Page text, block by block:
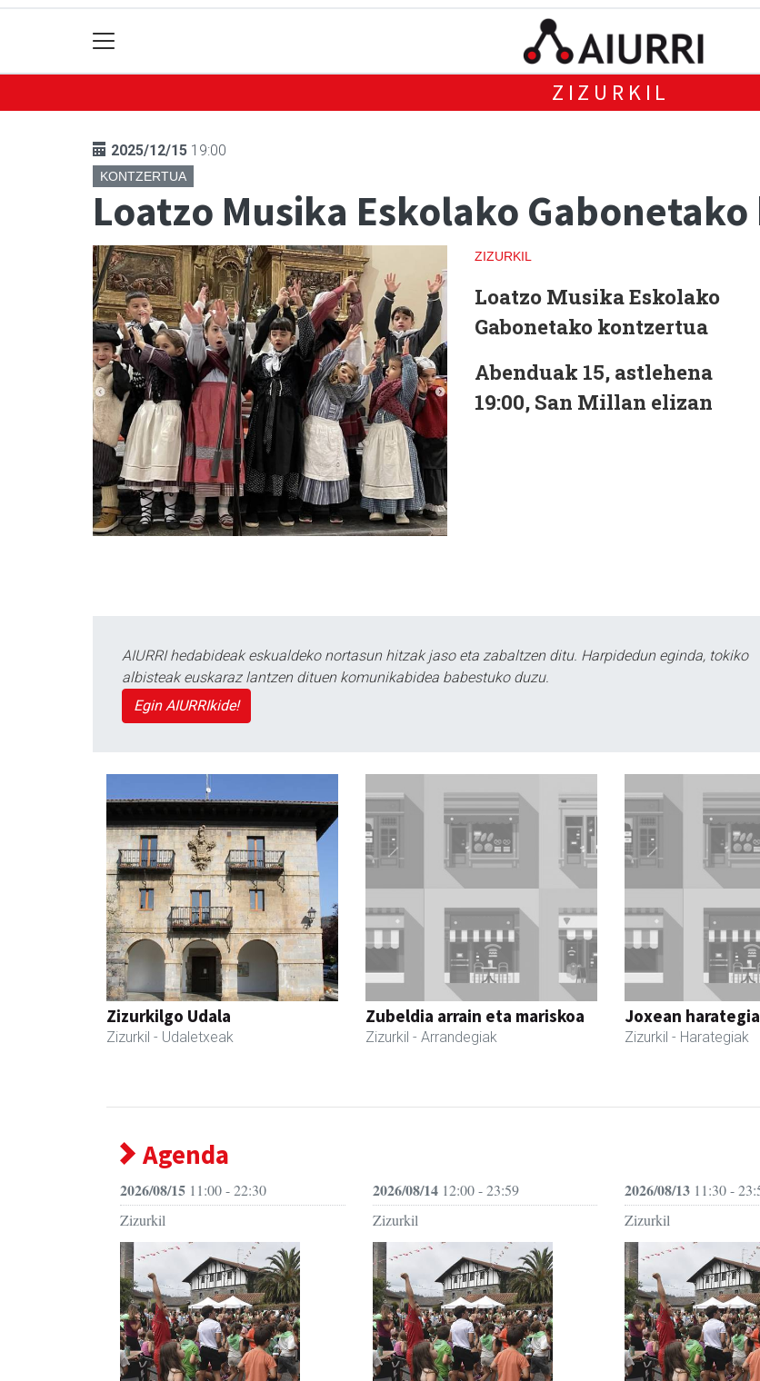
ZIZURKIL
2025/12/15 19:00
KONTZERTUA
Loatzo Musika Eskolako
ZIZURKIL
Loatzo Musika Eskolako
Gabonetako kontzertua
Abenduak 15, astlehena
19:00, San Millan elizan
AIURRI hedabideak eskualdeko nortasun hitzak jaso eta zabaltzen ditu. Harpidedun eginda, tokiko
albisteak euskaraz lantzen dituen komunikabidea babestuko duzu.
Egin AIURRIkide!
Zizurkilgo Udala
Zizurkil - Udaletxeak
Zubeldia arrain eta mariskoa
Zizurkil - Arrandegiak
Joxean harategia
Zizurkil - Harategiak
Agenda
2026/08/15 11:00 - 22:30
Zizurkil
2026/08/1412:00 - 23:59
Zizurkil
2026/08/13 11:30 -
Zizurkil